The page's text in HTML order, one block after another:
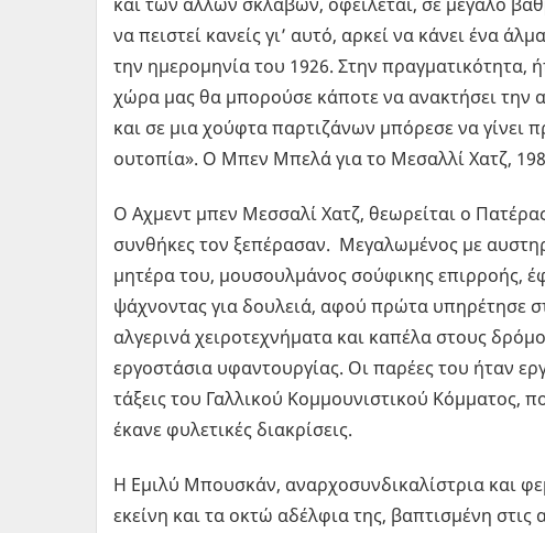
να πειστεί κανείς γι’ αυτό, αρκεί να κάνει ένα
την ημερομηνία του 1926. Στην πραγματικότητα,
χώρα μας θα μπορούσε κάποτε να ανακτήσει την
και σε μια χούφτα παρτιζάνων μπόρεσε να γίνει
ουτοπία». Ο Μπεν Μπελά για το Μεσαλλί Χατζ,
Ο Αχμεντ μπεν Μεσσαλί Χατζ, θεωρείται ο
συνθήκες τον ξεπέρασαν. Μεγαλωμένος με
μητέρα του, μουσουλμάνος σούφικης επιρροής,
ψάχνοντας για δουλειά, αφού πρώτα υπηρέτησε
αλγερινά χειροτεχνήματα και καπέλα στους
εργοστάσια υφαντουργίας. Οι παρέες του ήταν
τάξεις του Γαλλικού Κομμουνιστικού Κόμματος,
έκανε φυλετικές διακρίσεις.
Η Εμιλύ Μπουσκάν, αναρχοσυνδικαλίστρια και
εκείνη και τα οκτώ αδέλφια της, βαπτισμένη στις